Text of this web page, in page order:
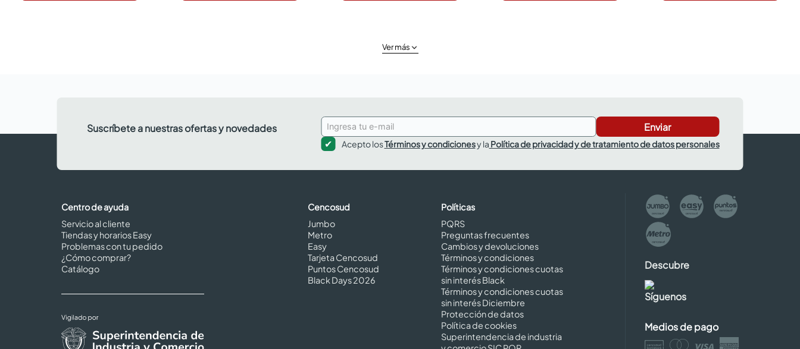
Ver más
Suscríbete a nuestras ofertas y novedades Enviar
Acepto losTérminos y condicionesy la Política de privacidad y de tratamiento de datos personales
Centro de ayuda
Servicio al cliente
Tiendas y horarios Easy
Problemas con tu pedido
¿Cómo comprar?
Catálogo
Cencosud
Jumbo
Metro
Easy
Tarjeta Cencosud
Puntos Cencosud
Black Days 2026
Políticas
PQRS
Preguntas frecuentes
Cambios y devoluciones
Términos y condiciones
Términos y condiciones cuotas
sin interés Black
Términos y condiciones cuotas
sin interés Diciembre
Protección de datos
Política de cookies
Superintendencia de industria
Descubre
Síguenos
Medios de pago